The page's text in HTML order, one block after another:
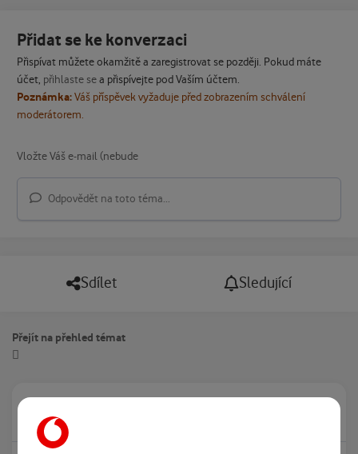
Přidat se ke konverzaci
Přispívat můžete okamžitě a zaregistrovat se později. Pokud máte
účet, přihlaste sea přispívejte pod Vaším účtem.
Poznámka:Váš příspěvek vyžaduje před zobrazením schválení
moderátorem.
Odpovědět na toto téma...
Sdílet Sledující
Přejít na přehled témat